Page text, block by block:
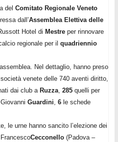
del Comitato Regionale Veneto
dall’Assemblea Elettiva delle
Hotel di Mestre per rinnovare
regionale per il quadriennio
Nel dettaglio, hanno preso
venete delle 740 aventi diritto,
dai club a Ruzza, 285quelli per
Guardini, 6le schede
le urne hanno sancito l’elezione dei
Cecconello (Padova –